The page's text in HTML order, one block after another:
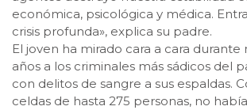
económica, psicológica y médica.
crisis profunda», explica su padre.
El joven ha mirado cara a cara durante
años a los criminales más sádicos del
con delitos de sangre a sus espaldas.
celdas de hasta 275 personas, no